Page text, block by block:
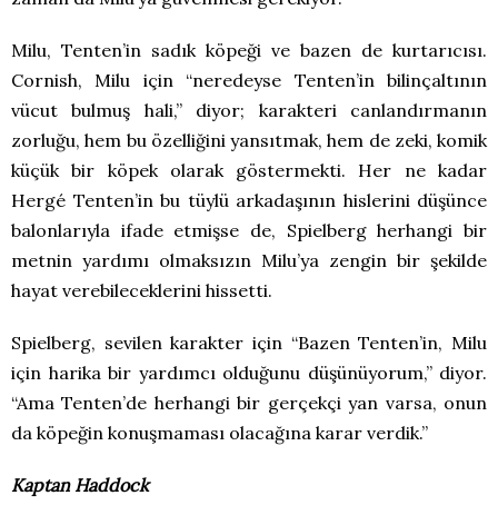
Milu, Tenten’in sadık köpeği ve bazen de kurtarıcısı.
Cornish, Milu için “neredeyse Tenten’in bilinçaltının
vücut bulmuş hali,” diyor; karakteri canlandırmanın
zorluğu, hem bu özelliğini yansıtmak, hem de zeki, komik
küçük bir köpek olarak göstermekti. Her ne kadar
Hergé Tenten’in bu tüylü arkadaşının hislerini düşünce
balonlarıyla ifade etmişse de, Spielberg herhangi bir
metnin yardımı olmaksızın Milu’ya zengin bir şekilde
hayat verebileceklerini hissetti.
Spielberg, sevilen karakter için “Bazen Tenten’in, Milu
için harika bir yardımcı olduğunu düşünüyorum,” diyor.
“Ama Tenten’de herhangi bir gerçekçi yan varsa, onun
da köpeğin konuşmaması olacağına karar verdik.”
Kaptan Haddock